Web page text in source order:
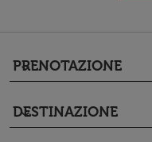
PRENOTAZIONE
keyboard_arrow_down
DESTINAZIONE
keyboard_arrow_down